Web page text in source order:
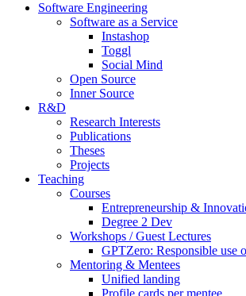
Software Engineering
Software as a Service
Instashop
Toggl
Social Mind
Open Source
Inner Source
R&D
Research Interests
Publications
Theses
Projects
Teaching
Courses
Entrepreneurship &
Degree 2 Dev
Workshops / Guest Lectures
GPTZero: Responsible use
Mentoring & Mentees
Unified landing
Profile cards per mentee